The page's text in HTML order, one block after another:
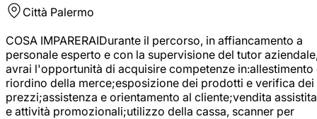
Città Palermo
COSA IMPARERAIDurante il percorso, in affiancamento a
personale esperto e con la supervisione del tutor
avrai l'opportunità di acquisire competenze in:allestimento
riordino della merce;esposizione dei prodotti e verifica dei
prezzi;assistenza e orientamento al cliente;vendita assistita
e attività promozionali;utilizzo della cassa, scanner per